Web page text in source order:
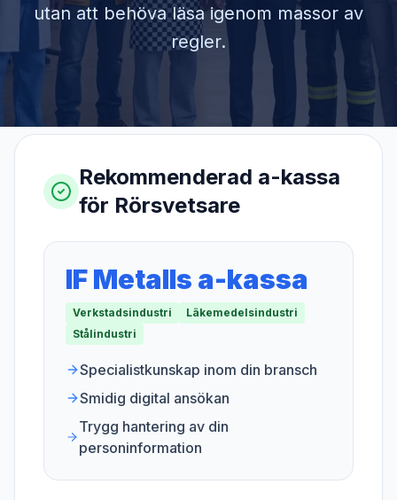
utan att behöva läsa igenom massor av
regler.
Rekommenderad a-kassa
för Rörsvetsare
IF Metalls a-kassa
Verkstadsindustri
Läkemedelsindustri
Stålindustri
Specialistkunskap inom din bransch
Smidig digital ansökan
Trygg hantering av din
personinformation